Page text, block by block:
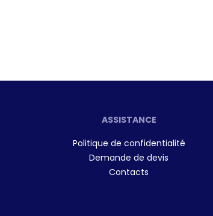
ASSISTANCE
Politique de confidentialité
Demande de devis
Contacts